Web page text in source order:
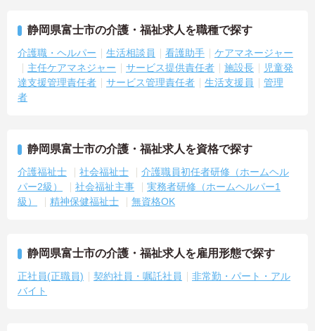
静岡県富士市の介護・福祉求人を職種で探す
介護職・ヘルパー 生活相談員 看護助手
ケアマネージャー
主任ケアマネジャー
サービス提供責任者 施設長
児童発
達支援管理責任者
サービス管理責任者 生活支援員
管理
者
静岡県富士市の介護・福祉求人を資格で探す
介護福祉士 社会福祉士
介護職員初任者研修（ホームヘル
パー2級）
社会福祉主事
実務者研修（ホームヘルパー1
級）
精神保健福祉士 無資格OK
静岡県富士市の介護・福祉求人を雇用形態で探す
正社員(正職員) 契約社員・嘱託社員
非常勤・パート・アル
バイト